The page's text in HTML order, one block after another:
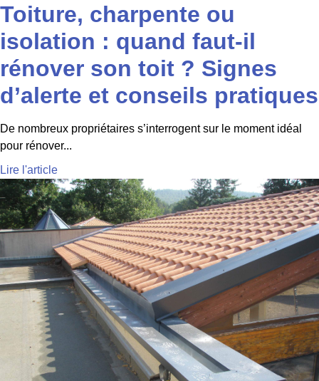
Toiture, charpente ou
isolation : quand faut-il
rénover son toit ? Signes
d’alerte et conseils pratiques
De nombreux propriétaires s’interrogent sur le moment idéal
pour rénover...
Lire l'article